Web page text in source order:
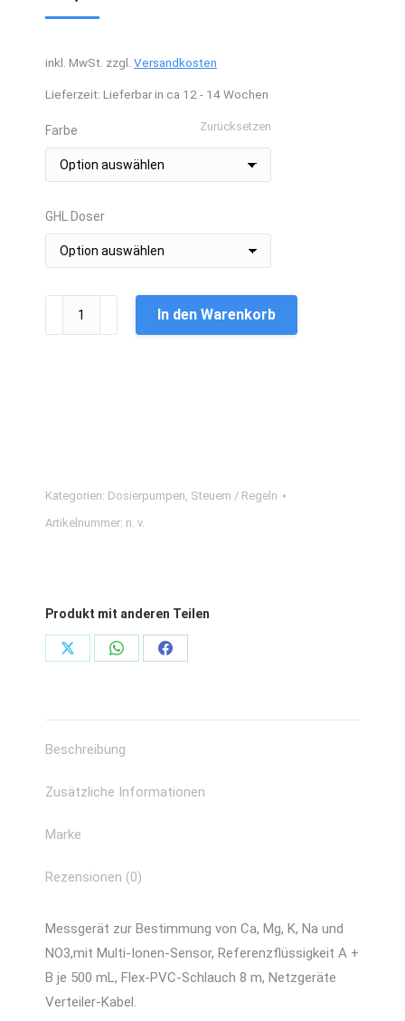
inkl. MwSt. zzgl. Versandkosten
Lieferzeit: Lieferbar in ca 12 - 14 Wochen
Farbe
GHL Doser
Zurücksetzen
ION
In den Warenkorb
Kategorien: Dosierpumpen, Steuern / Regeln
Artikelnummer: n. v.
Produkt mit anderen Teilen
Share
Share
Share
Beschreibung
Zusätzliche Informationen
Marke
Rezensionen (0)
Messgerät zur Bestimmung von Ca, Mg, K, Na und
NO3,mit Multi-Ionen-Sensor, Referenzflüssigkeit A +
B je 500 mL, Flex-PVC-Schlauch 8 m, Netzgeräte
Verteiler-Kabel.